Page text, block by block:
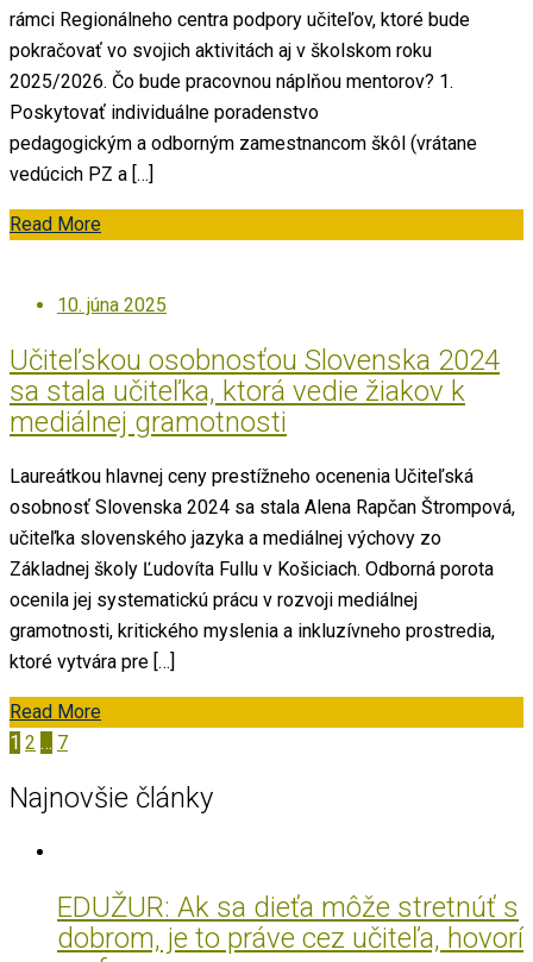
rámci Regionálneho centra podpory učiteľov, ktoré bude
pokračovať vo svojich aktivitách aj v školskom roku
2025/2026. Čo bude pracovnou náplňou mentorov? 1.
Poskytovať individuálne poradenstvo
pedagogickým a odborným zamestnancom škôl (vrátane
vedúcich PZ a […]
Read More
Posted
10. júna 2025
Učiteľskou osobnosťou Slovenska 2024
sa stala učiteľka, ktorá vedie žiakov k
mediálnej gramotnosti
Laureátkou hlavnej ceny prestížneho ocenenia Učiteľská
osobnosť Slovenska 2024 sa stala Alena Rapčan Štrompová,
učiteľka slovenského jazyka a mediálnej výchovy zo
Základnej školy Ľudovíta Fullu v Košiciach. Odborná porota
ocenila jej systematickú prácu v rozvoji mediálnej
gramotnosti, kritického myslenia a inkluzívneho prostredia,
ktoré vytvára pre […]
Read More
Navigácia
článkoch
1 2 … 7
Najnovšie články
EDUŽUR: Ak sa dieťa môže stretnúť s
dobrom, je to práve cez učiteľa, hovorí